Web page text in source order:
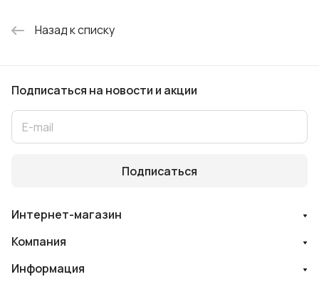
комплексным оснащением лабораторий.
Назад к списку
Подписаться на новости и акции
Подписаться
Интернет-магазин
Компания
Информация